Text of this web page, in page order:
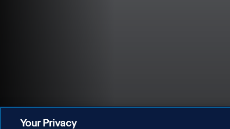
Your Privacy